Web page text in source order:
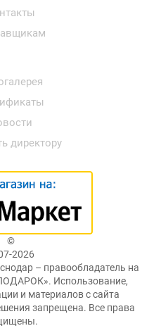
директору
©
2026
– правообладатель на
Использование,
и материалов с сайта
запрещена. Все права